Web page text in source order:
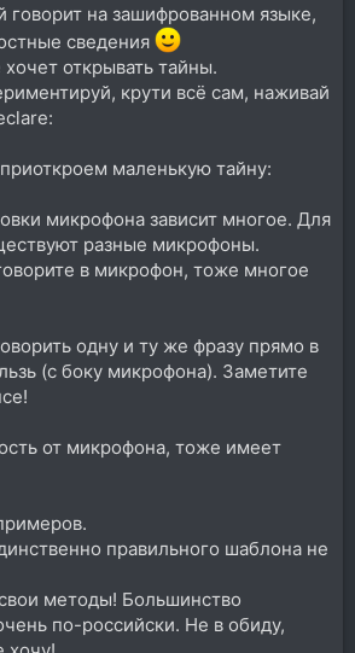
на зашифрованном языке,
сведения
открывать тайны.
крути всё сам, наживай
маленькую тайну:
микрофона зависит многое. Для
разные микрофоны.
в микрофон, тоже многое
одну и ту же фразу прямо в
(с боку микрофона). Заметите
от микрофона, тоже имеет
правильного шаблона не
методы! Большинство
по-российски. Не в обиду,